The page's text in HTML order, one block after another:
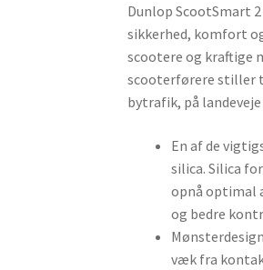
Dunlop ScootSmart
sikkerhed, komfort
scootere og kraftige
scooterførere stiller
bytrafik, på
En af de
silica. Silica
opnå optimal
og bedre
væk fra